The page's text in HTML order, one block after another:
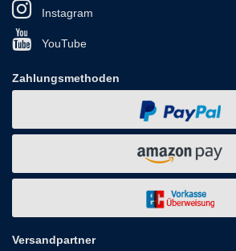
Instagram
YouTube
Zahlungsmethoden
Versandpartner